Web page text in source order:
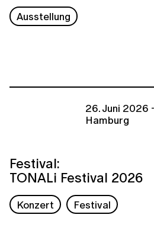
Ausstellung
26. Juni 2026
Hamburg
Festival:
TONALi Festival 2026
Konzert Festival